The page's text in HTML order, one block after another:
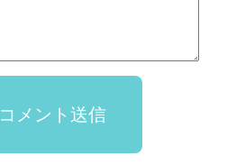
コメント送信